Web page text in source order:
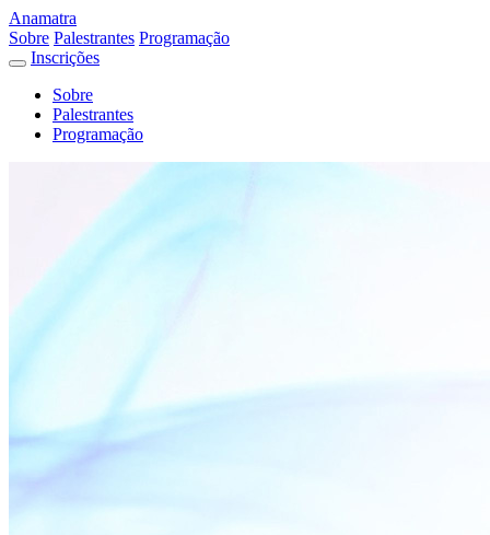
Anamatra
Sobre Palestrantes Programação
Inscrições
Sobre
Palestrantes
Programação